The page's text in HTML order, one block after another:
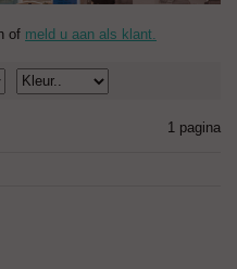
of meld u aan als klant.
1 pagina